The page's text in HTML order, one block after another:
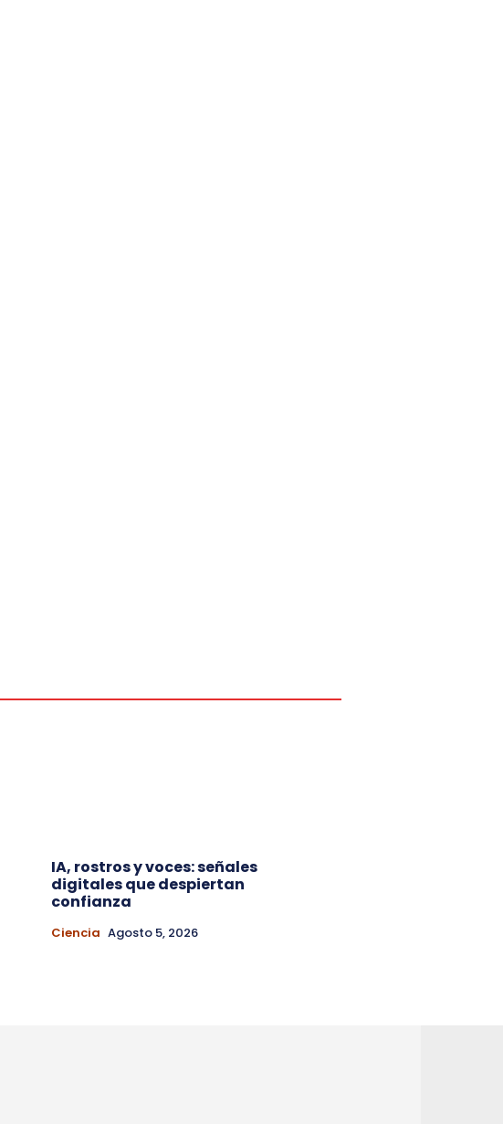
IA, rostros y voces: señales
digitales que despiertan
confianza
Ciencia Agosto 5, 2026